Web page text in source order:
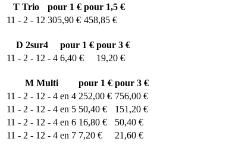
TTrio pour 1 € pour 1,5 €
11 - 2 - 12 305,90 € 458,85 €
D 2sur4 pour 1 € pour 3 €
11 - 2 - 12 - 4 6,40 € 19,20 €
MMulti pour 1 € pour 3 €
11 - 2 - 12 - 4 en 4 252,00 € 756,00 €
11 - 2 - 12 - 4 en 5 50,40 €
151,20 €
11 - 2 - 12 - 4 en 6 16,80 €
50,40 €
11 - 2 - 12 - 4 en 7 7,20 € 21,60 €